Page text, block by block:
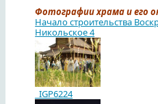
Фотографии храма и его
Начало строительства
Никольское 4
_IGP6224